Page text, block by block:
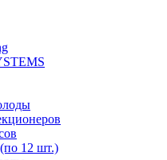
12 шт.)